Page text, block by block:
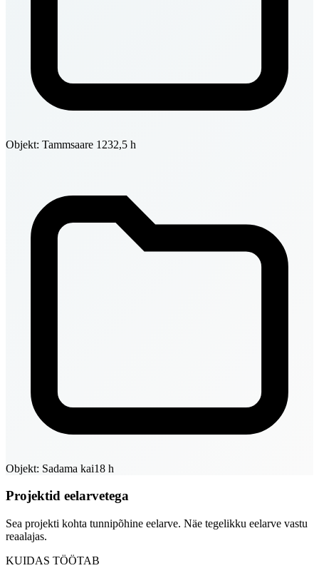
Objekt: Tammsaare 1232,5 h
Objekt: Sadama kai18 h
Projektid eelarvetega
Sea projekti kohta tunnipõhine eelarve. Näe tegelikku eelarve vastu
reaalajas.
KUIDAS TÖÖTAB